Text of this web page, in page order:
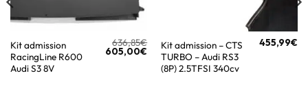
Kit admission
RacingLine R600
Audi S3 8V
636,85€
605,00€
Kit admission – CTS
TURBO – Audi RS3
(8P) 2.5TFSI 340cv
455,99€